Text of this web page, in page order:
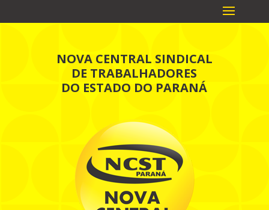
NOVA CENTRAL SINDICAL
DE TRABALHADORES
DO ESTADO DO PARANÁ